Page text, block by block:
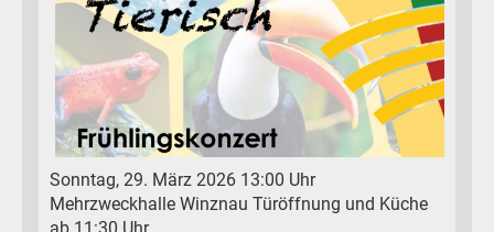
Sonntag, 29. März 2026 13:00 Uhr
Mehrzweckhalle Winznau Türöffnung und Küche